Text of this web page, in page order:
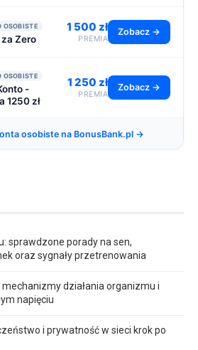
OSOBISTE
za Zero
1 500 zł
PREMIA
Zobacz →
OSOBISTE
-
1250 zł
1 250 zł
PREMIA
Zobacz →
osobiste na BonusBank.pl →
sprawdzone porady na sen,
oraz sygnały przetrenowania
działania organizmu i
napięciu
i prywatność w sieci krok po